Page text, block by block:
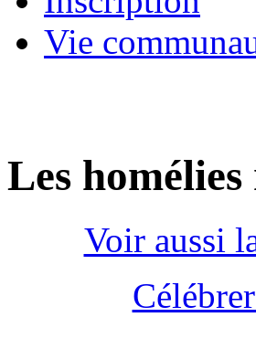
Vie
Les
Voir aussi